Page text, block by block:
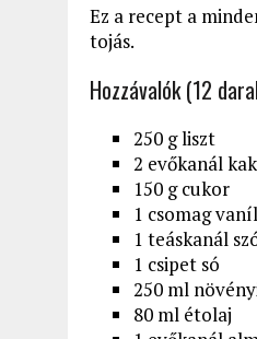
Ez a recept a
tojás.
Hozzávalók (12
250 g liszt
2 evőkanál
150 g cukor
1 csomag
1 teáskanál
1 csipet só
250 ml
80 ml étolaj